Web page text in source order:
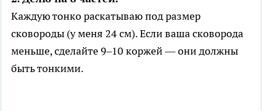
Каждую тонко раскатываю под размер
сковороды (у меня 24 см). Если ваша сковорода
меньше, сделайте 9–10 коржей — они должны
быть тонкими.